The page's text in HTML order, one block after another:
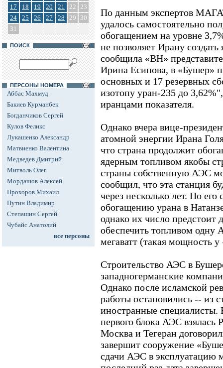
17
18 19 20 21 22 23
24
25 26 27 28 29
30
31
ПОИСК
ПЕРСОНЫ НОМЕРА
Аббас Махмуд
Бакиев Курманбек
Богданчиков Сергей
Кулов Феликс
Лукашенко Александр
Матвиенко Валентина
Медведев Дмитрий
Митволь Олег
Мордашов Алексей
Прохоров Михаил
Путин Владимир
Степашин Сергей
Чубайс Анатолий
все персоны
По данным экспертов
удалось самостоятельно
обогащением на уровне
не позволяет Ирану
сообщила «ВН»
Ирина Есипова, в «Бушер»
основных и 17 резервных
изотопу уран-235 до
иранцами показателя.
Однако вчера вице-
атомной энергии Ирана
что страна продолжит
ядерным топливом якобы
страны собственную АЭС
сообщил, что эта станция
через несколько лет. По его
обогащению урана в
однако их число предстоит
обеспечить топливом
мегаватт (такая мощность
Строительство АЭС в
западногерманские
Однако после исламской
работы остановились -- из
иностранные специалисты.
первого блока АЭС взялась
Москва и Тегеран
завершит сооружение
сдачи АЭС в эксплуатацию